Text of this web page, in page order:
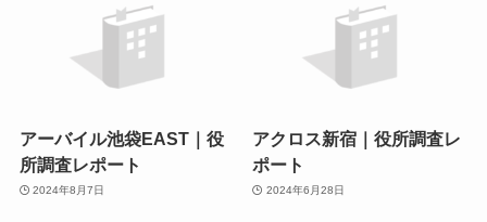
アーバイル池袋EAST｜役
所調査レポート
2024年8月7日
アクロス新宿｜役所調査レ
ポート
2024年6月28日